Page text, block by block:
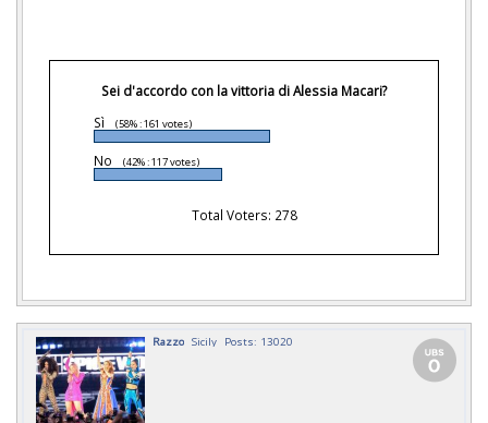
Sei d'accordo con la vittoria di Alessia Macari?
Sì
(58% : 161 votes)
No (42% : 117 votes)
Total Voters: 278
Razzo Sicily Posts: 13020